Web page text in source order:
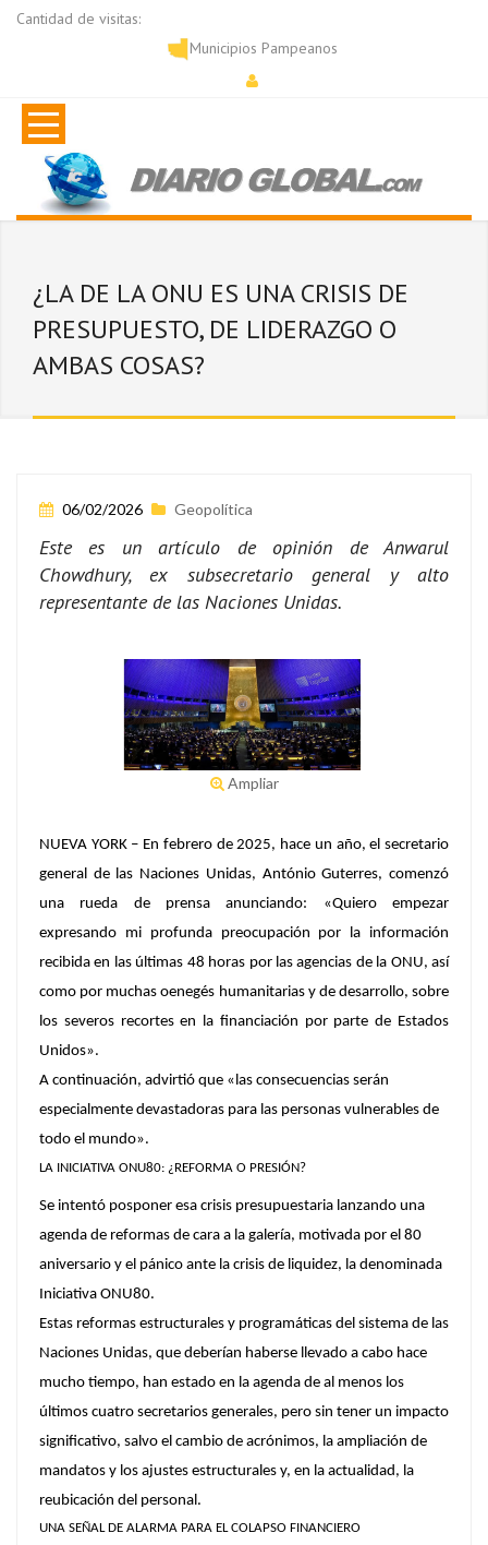
Cantidad de visitas:
Municipios Pampeanos
¿LA DE LA ONU ES UNA CRISIS DE
PRESUPUESTO, DE LIDERAZGO O
AMBAS COSAS?
06/02/2026 Geopolítica
Este es un artículo de opinión de Anwarul
Chowdhury, ex subsecretario general y alto
representante de las Naciones Unidas.
Ampliar
NUEVA YORK – En febrero de 2025, hace un año, el secretario
general de las Naciones Unidas, António Guterres, comenzó
una rueda de prensa anunciando: «Quiero empezar
expresando mi profunda preocupación por la información
recibida en las últimas 48 horas por las agencias de la ONU, así
como por muchas oenegés humanitarias y de desarrollo, sobre
los severos recortes en la financiación por parte de Estados
Unidos».
A continuación, advirtió que «las consecuencias serán
especialmente devastadoras para las personas vulnerables de
todo el mundo».
LA INICIATIVA ONU80: ¿REFORMA O PRESIÓN?
Se intentó posponer esa crisis presupuestaria lanzando una
agenda de reformas de cara a la galería, motivada por el 80
aniversario y el pánico ante la crisis de liquidez, la denominada
Iniciativa ONU80.
Estas reformas estructurales y programáticas del sistema de las
Naciones Unidas, que deberían haberse llevado a cabo hace
mucho tiempo, han estado en la agenda de al menos los
últimos cuatro secretarios generales, pero sin tener un impacto
significativo, salvo el cambio de acrónimos, la ampliación de
mandatos y los ajustes estructurales y, en la actualidad, la
reubicación del personal.
UNA SEÑAL DE ALARMA PARA EL COLAPSO FINANCIERO